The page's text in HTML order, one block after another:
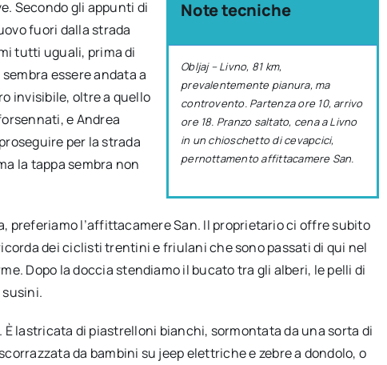
Note tecniche
Obljaj – Livno, 81 km,
prevalentemente pianura, ma
controvento. Partenza ore 10, arrivo
ore 18. Pranzo saltato, cena a Livno
in un chioschetto di cevapcici,
pernottamento affittacamere San.
Secondo gli appunti di
fuori dalla strada
tutti uguali, prima di
essere andata a
invisibile, oltre a quello
e Andrea
per la strada
la tappa sembra non
preferiamo l’affittacamere San. Il proprietario ci offre subito
dei ciclisti trentini e friulani che sono passati di qui nel
Dopo la doccia stendiamo il bucato tra gli alberi, le pelli di
È lastricata di piastrelloni bianchi, sormontata da una sorta di
da bambini su jeep elettriche e zebre a dondolo, o